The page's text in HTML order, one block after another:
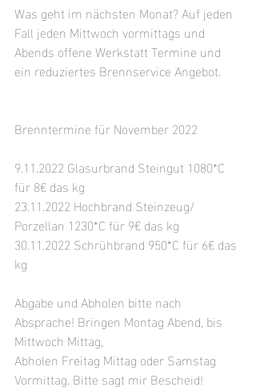
Was geht im nächsten Monat? Auf jeden
Fall jeden Mittwoch vormittags und
Abends offene Werkstatt Termine und
ein reduziertes Brennservice Angebot.
Brenntermine für November 2022
9.11.2022 Glasurbrand Steingut 1080*C
für 8€ das kg
23.11.2022 Hochbrand Steinzeug/
Porzellan 1230*C für 9€ das kg
30.11.2022 Schrühbrand 950*C für 6€ das
kg
Abgabe und Abholen bitte nach
Absprache! Bringen Montag Abend, bis
Mittwoch Mittag,
Abholen Freitag Mittag oder Samstag
Vormittag. Bitte sagt mir Bescheid!